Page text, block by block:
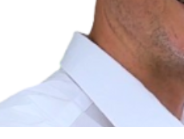
Vďaka cookies vám môžeme
naozaj hľadáte a chcete nájsť.
Kedykoľvek sa môžete
používania cookies chcete
Zákon uvádza, že môžeme
zariadení, pokiaľ sú